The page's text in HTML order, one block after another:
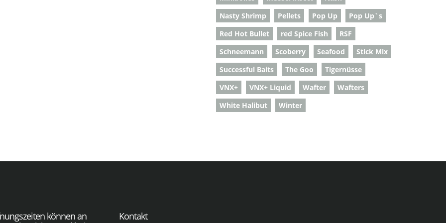
Nasty Shrimp
Pellets Pop Up
Pop Up`s
Red Hot Bullet
red Spice Fish
RSF
Schneemann
Scoberry Seafood
Stick Mix
Successful Baits
The Goo
Tigernüsse
VNX+
VNX+ Liquid Wafter
Wafters
White Halibut
Winter
können an
Kontakt